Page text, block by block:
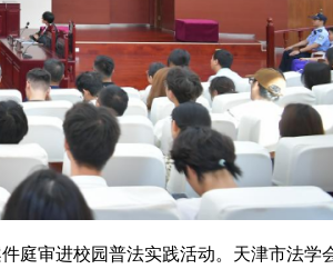
审进校园普法实践活动。天津市法学